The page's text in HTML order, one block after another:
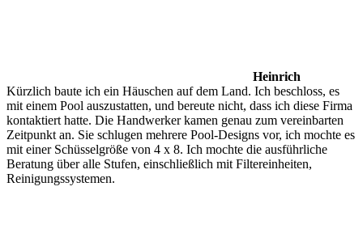
Heinrich
Kürzlich baute ich ein Häuschen auf dem Land. Ich beschloss, es
mit einem Pool auszustatten, und bereute nicht, dass ich diese Firma
kontaktiert hatte. Die Handwerker kamen genau zum vereinbarten
Zeitpunkt an. Sie schlugen mehrere Pool-Designs vor, ich mochte es
mit einer Schüsselgröße von 4 x 8. Ich mochte die ausführliche
Beratung über alle Stufen, einschließlich mit Filtereinheiten,
Reinigungssystemen.